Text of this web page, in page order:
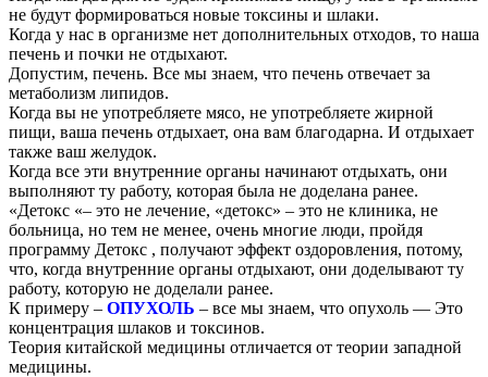
не будут формироваться новые токсины и шлаки.
Когда у нас в организме нет дополнительных отходов, то наша
печень и почки не отдыхают.
Допустим, печень. Все мы знаем, что печень отвечает за
метаболизм липидов.
Когда вы не употребляете мясо, не употребляете жирной
пищи, ваша печень отдыхает, она вам благодарна. И отдыхает
также ваш желудок.
Когда все эти внутренние органы начинают отдыхать, они
выполняют ту работу, которая была не доделана ранее.
«Детокс «– это не лечение, «детокс» – это не клиника, не
больница, но тем не менее, очень многие люди, пройдя
программу Детокс , получают эффект оздоровления, потому,
что, когда внутренние органы отдыхают, они доделывают ту
работу, которую не доделали ранее.
К примеру – ОПУХОЛЬ – все мы знаем, что опухоль — Это
концентрация шлаков и токсинов.
Теория китайской медицины отличается от теории западной
медицины.